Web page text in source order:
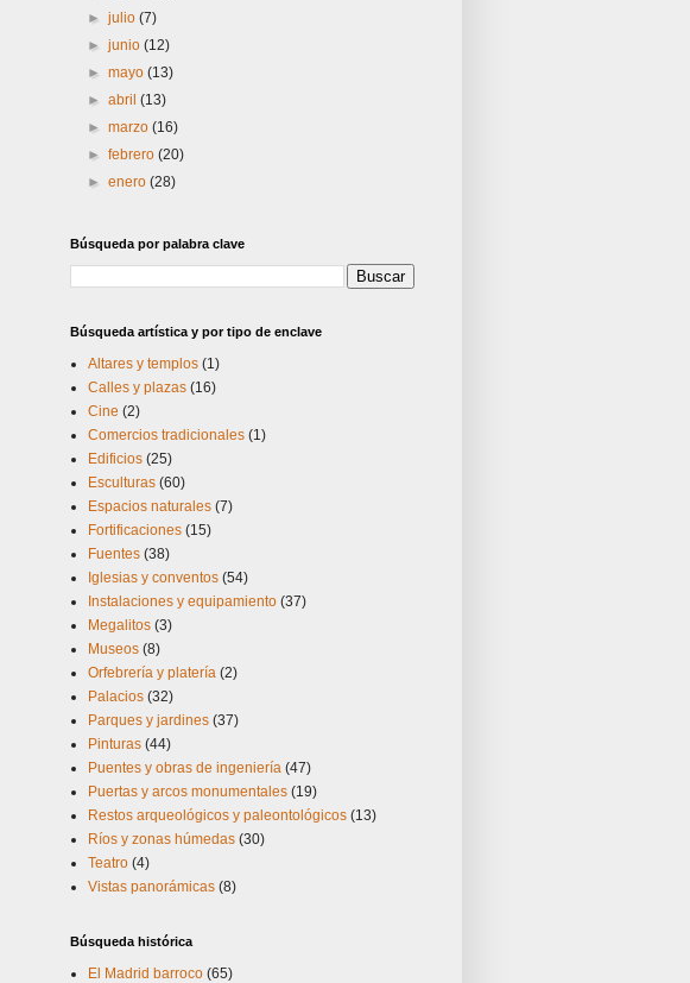
►julio(7)
►junio(12)
►mayo(13)
►abril(13)
►marzo(16)
►febrero(20)
►enero(28)
Búsqueda por palabra clave
Búsqueda artística y por tipo de enclave
Altares y templos (1)
Calles y plazas (16)
Cine (2)
Comercios tradicionales (1)
Edificios (25)
Esculturas (60)
Espacios naturales (7)
Fortificaciones (15)
Fuentes (38)
Iglesias y conventos (54)
Instalaciones y equipamiento (37)
Megalitos (3)
Museos (8)
Orfebrería y platería (2)
Palacios (32)
Parques y jardines (37)
Pinturas (44)
Puentes y obras de ingeniería (47)
Puertas y arcos monumentales (19)
Restos arqueológicos y paleontológicos (13)
Ríos y zonas húmedas (30)
Teatro (4)
Vistas panorámicas (8)
Búsqueda histórica
El Madrid barroco (65)